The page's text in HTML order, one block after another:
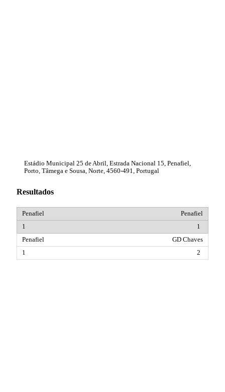
Estádio Municipal 25 de Abril, Estrada Nacional 15, Penafiel,
Porto, Tâmega e Sousa, Norte, 4560-491, Portugal
Resultados
Penafiel
1
GD Chaves
2